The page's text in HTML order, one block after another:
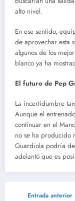
alto nivel.
En ese sentido,
de aprovechar esta
algunos de los
blanco ya ha
El futuro de Pep
La incertidumbre
Aunque el
continuar en el
no se ha producido
Guardiola podría
adelantó que es
Entrada anterior